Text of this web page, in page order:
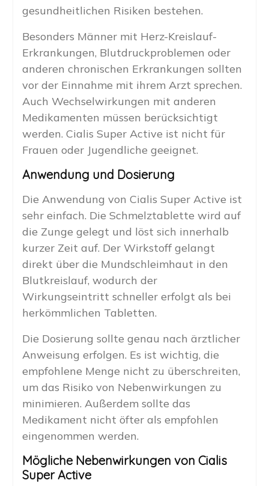
gesundheitlichen Risiken bestehen.
Besonders Männer mit Herz-Kreislauf-
Erkrankungen, Blutdruckproblemen oder
anderen chronischen Erkrankungen sollten
vor der Einnahme mit ihrem Arzt sprechen.
Auch Wechselwirkungen mit anderen
Medikamenten müssen berücksichtigt
werden. Cialis Super Active ist nicht für
Frauen oder Jugendliche geeignet.
Anwendung und Dosierung
Die Anwendung von Cialis Super Active ist
sehr einfach. Die Schmelztablette wird auf
die Zunge gelegt und löst sich innerhalb
kurzer Zeit auf. Der Wirkstoff gelangt
direkt über die Mundschleimhaut in den
Blutkreislauf, wodurch der
Wirkungseintritt schneller erfolgt als bei
herkömmlichen Tabletten.
Die Dosierung sollte genau nach ärztlicher
Anweisung erfolgen. Es ist wichtig, die
empfohlene Menge nicht zu überschreiten,
um das Risiko von Nebenwirkungen zu
minimieren. Außerdem sollte das
Medikament nicht öfter als empfohlen
eingenommen werden.
Mögliche Nebenwirkungen von Cialis
Super Active